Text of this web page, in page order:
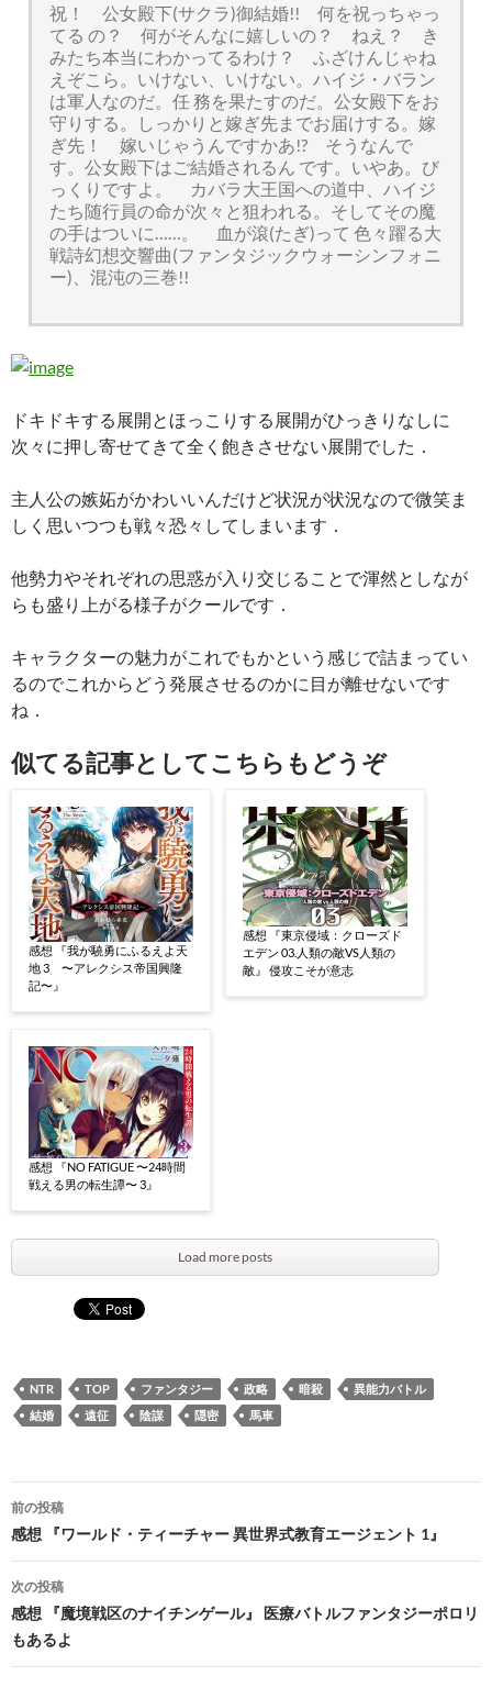
祝！ 公女殿下(サクラ)御結婚!! 何を祝っちゃっ
てる の？ 何がそんなに嬉しいの？ ねえ？ き
みたち本当にわかってるわけ？ ふざけんじゃね
えぞこら。いけない、いけない。ハイジ・バラン
は軍人なのだ。任 務を果たすのだ。公女殿下をお
守りする。しっかりと嫁ぎ先までお届けする。嫁
ぎ先！ 嫁いじゃうんですかあ!? そうなんで
す。公女殿下はご結婚されるん です。いやあ。び
っくりですよ。 カバラ大王国への道中、ハイジ
たち随行員の命が次々と狙われる。そしてその魔
の手はついに……。 血が滾(たぎ)って 色々躍る大
戦詩幻想交響曲(ファンタジックウォーシンフォニ
ー)、混沌の三巻!!
ドキドキする展開とほっこりする展開がひっきりなしに
次々に押し寄せてきて全く飽きさせない展開でした．
主人公の嫉妬がかわいいんだけど状況が状況なので微笑ま
しく思いつつも戦々恐々してしまいます．
他勢力やそれぞれの思惑が入り交じることで渾然としなが
らも盛り上がる様子がクールです．
キャラクターの魅力がこれでもかという感じで詰まってい
るのでこれからどう発展させるのかに目が離せないです
ね．
似てる記事としてこちらもどうぞ
感想 『我が驍勇にふるえよ天
地 3 〜アレクシス帝国興隆
記〜』
感想 『NO FATIGUE 〜24時間
戦える男の転生譚〜 3』
感想 『東京侵域：クローズド
エデン 03.人類の敵VS人類の
敵』 侵攻こそが意志
Load more posts
NTR TOP ファンタジー 政略 暗殺
異能力バトル
結婚
遠征 陰謀 隠密 馬車
投
稿
ナ
ビ
ゲ
前の投稿
感想 『ワールド・ティーチャー 異世界式教育エージェント 1』
次の投稿
感想 『魔境戦区のナイチンゲール』 医療バトルファンタジーポロリ
もあるよ